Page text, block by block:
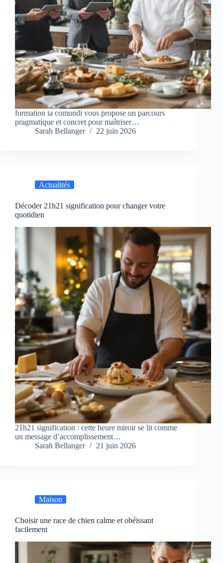
formation ia comundi vous propose un parcours
pragmatique et concret pour maîtriser…
Sarah Bellanger
22 juin 2026
Actualités
Décoder 21h21 signification pour changer votre
quotidien
21h21 signification : cette heure miroir se lit comme
un message d’accomplissement…
Sarah Bellanger
21 juin 2026
Maison
Choisir une race de chien calme et obéissant
facilement